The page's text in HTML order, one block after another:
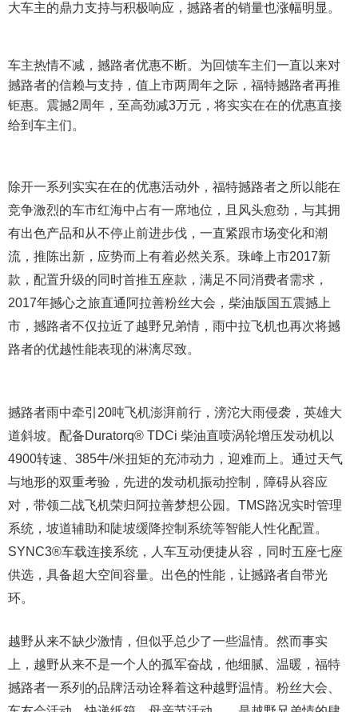
大车主的鼎力支持与积极响应，撼路者的销量也涨幅明显。
车主热情不减，撼路者优惠不断。为回馈车主们一直以来对
撼路者的信赖与支持，值上市两周年之际，福特撼路者再推
钜惠。震撼2周年，至高劲减3万元，将实实在在的优惠直接
给到车主们。
除开一系列实实在在的优惠活动外，福特撼路者之所以能在
竞争激烈的车市红海中占有一席地位，且风头愈劲，与其拥
有出色产品和从不停止前进步伐，一直紧跟市场变化和潮
流，推陈出新，应势而上有着必然关系。珠峰上市2017新
款，配置升级的同时首推五座款，满足不同消费者需求，
2017年撼心之旅直通阿拉善粉丝大会，柴油版国五震撼上
市，撼路者不仅拉近了越野兄弟情，雨中拉飞机也再次将撼
路者的优越性能表现的淋漓尽致。
撼路者雨中牵引20吨飞机澎湃前行，滂沱大雨侵袭，英雄大
道斜坡。配备Duratorq® TDCi 柴油直喷涡轮增压发动机以
4900转速、385牛/米扭矩的充沛动力，迎难而上。通过天气
与地形的双重考验，先进的发动机振动控制，障碍从容应
对，带领二战飞机荣归阿拉善梦想公园。TMS路况实时管理
系统，坡道辅助和陡坡缓降控制系统等智能人性化配置。
SYNC3®车载连接系统，人车互动便捷从容，同时五座七座
供选，具备超大空间容量。出色的性能，让撼路者自带光
环。
越野从来不缺少激情，但似乎总少了一些温情。然而事实
上，越野从来不是一个人的孤军奋战，他细腻、温暖，福特
撼路者一系列的品牌活动诠释着这种越野温情。粉丝大会、